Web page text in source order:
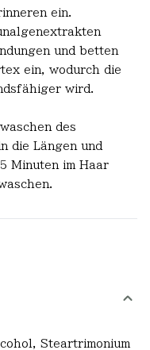
ein.
und betten
ein, wodurch die
wird.
des
die Längen und
Minuten im Haar
Steartrimonium